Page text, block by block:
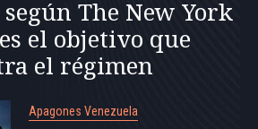
según The New York
el objetivo que
el régimen
Apagones Venezuela